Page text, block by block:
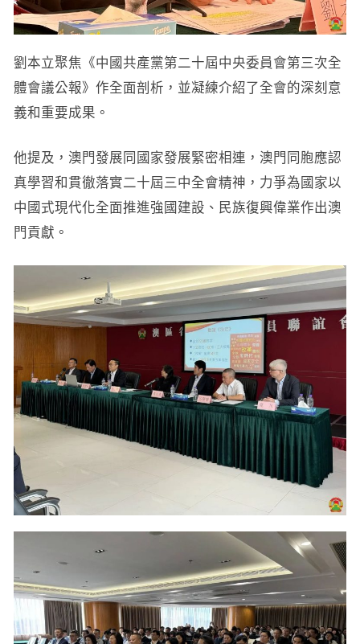
劉本立聚焦《中國共產黨第二十屆中央委員會第三次全
體會議公報》作全面剖析，並凝練介紹了全會的深刻意
義和重要成果。
他提及，澳門發展同國家發展緊密相連，澳門同胞應認
真學習和貫徹落實二十屆三中全會精神，力爭為國家以
中國式現代化全面推進強國建設、民族復興偉業作出澳
門貢獻。